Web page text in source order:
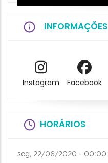
INFORMAÇÕES
Instagram Facebook
HORÁRIOS
seg, 22/06/2020 - 00:00